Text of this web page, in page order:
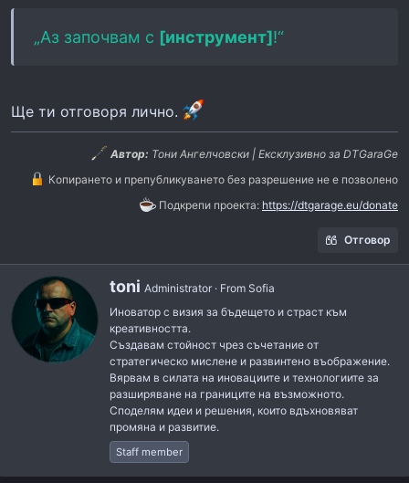
„Аз започвам с [инструмент]!“
Ще ти отговоря лично.
Автор: Тони Ангелчовски | Ексклузивно за DTGaraGe
Копирането и препубликуването без разрешение не е позволено
Подкрепи проекта: https://dtgarage.eu/donate
Отговор
W
r
i
t
t
e
n
b
y
toni Administrator · From Sofia
Иноватор с визия за бъдещето и страст към
креативността.
Създавам стойност чрез съчетание от
стратегическо мислене и развинтено въображение.
Вярвам в силата на иновациите и технологиите за
разширяване на границите на възможното.
Споделям идеи и решения, които вдъхновяват
промяна и развитие.
Staff member